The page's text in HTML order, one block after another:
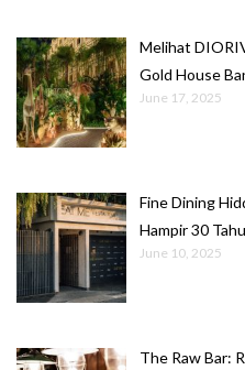
Melihat
Gold House
June 17, 2025
Fine Dining
Hampir 30
June 10, 2025
The Raw Bar: